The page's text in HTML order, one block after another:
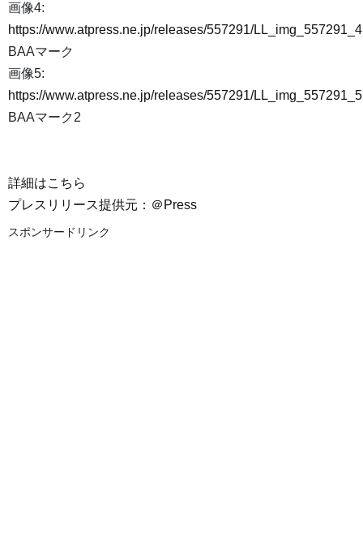
画像4:
https://www.atpress.ne.jp/releases/557291/
BAAマーク
画像5:
https://www.atpress.ne.jp/releases/557291/
BAAマーク2
詳細はこちら
プレスリリース提供元：＠Press
スポンサードリンク